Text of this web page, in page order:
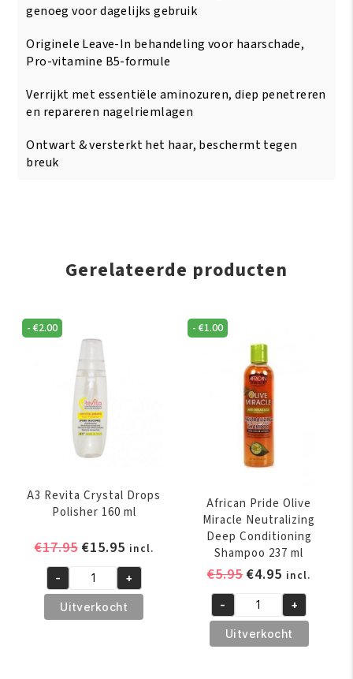
genoeg voor dagelijks gebruik
Originele Leave-In behandeling voor haarschade,
Pro-vitamine B5-formule
Verrijkt met essentiële aminozuren, diep penetreren
en repareren nagelriemlagen
Ontwart & versterkt het haar, beschermt tegen
breuk
Gerelateerde producten
-€2.00
A3 Revita Crystal Drops
Polisher 160 ml
€17.95 Oorspronkelijke
was:
€17.95.
€15.95Huidige
prijs
is:
€15.95.
incl.
A3
Revita
Crystal
- +
Uitverkocht
-€1.00
African Pride Olive
Miracle Neutralizing
Deep Conditioning
Shampoo 237 ml
€5.95
was:
€5.95.
€4.95 Huidige
prijs
is:
€4.95.
incl.
African
Pride
Olive
- +
Uitverkocht